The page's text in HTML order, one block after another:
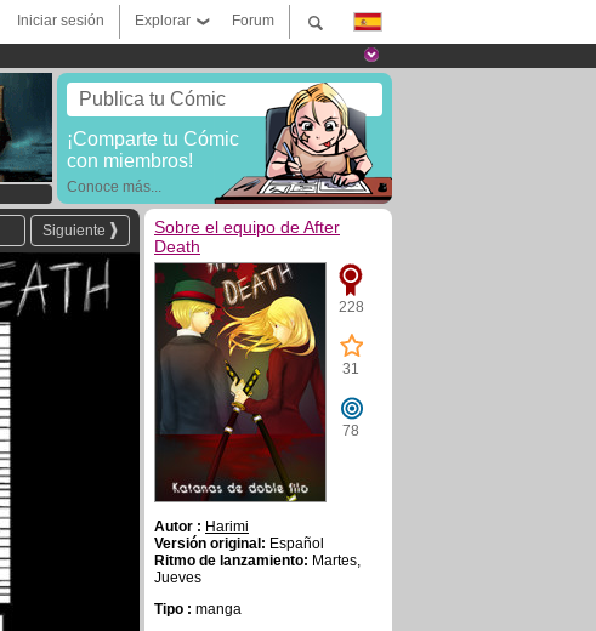
Forum
Explorar
Iniciar sesión
Publica tu Cómic
¡Comparte tu Cómic
con miembros!
Conoce más...
Siguiente
Sobre el equipo de After
Death
228
31
78
Autor : Harimi
Versión original: Español
Ritmo de lanzamiento: Martes,
Jueves
Tipo : manga